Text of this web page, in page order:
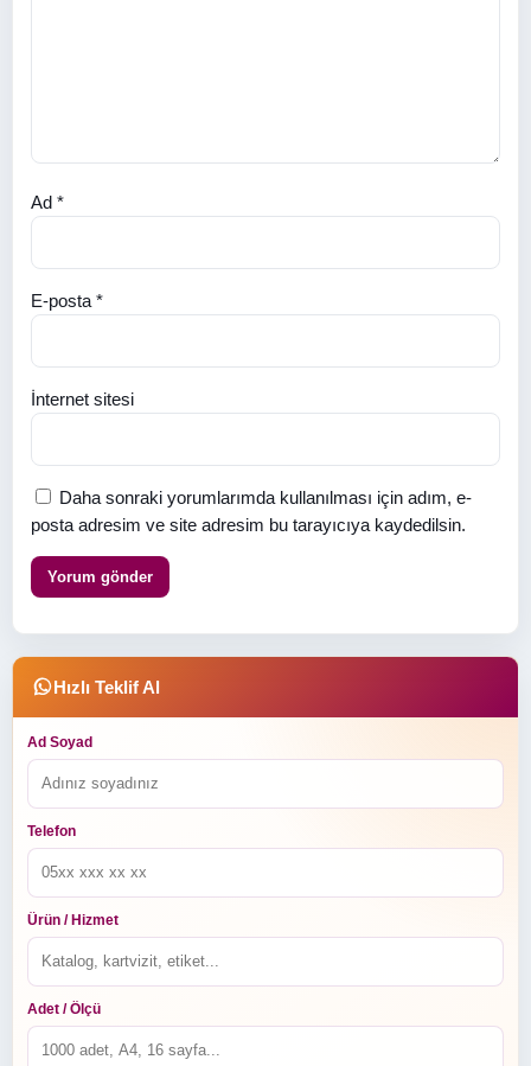
Hızlı Teklif Al
Ad Soyad
Telefon
Ürün / Hizmet
Adet / Ölçü
Ad *
E-posta *
İnternet sitesi
Daha sonraki yorumlarımda kullanılması için adım, e-
posta adresim ve site adresim bu tarayıcıya kaydedilsin.